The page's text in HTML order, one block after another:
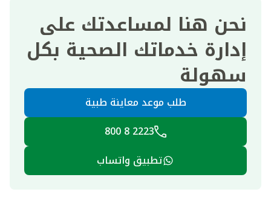
نحن هنا لمساعدتك على
إدارة خدماتك الصحية بكل
سهولة
طلب موعد معاينة طبية
2223 8 800
تطبيق واتساب